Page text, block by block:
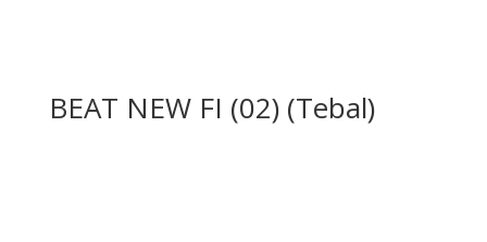
BEAT NEW FI (02) (Tebal)